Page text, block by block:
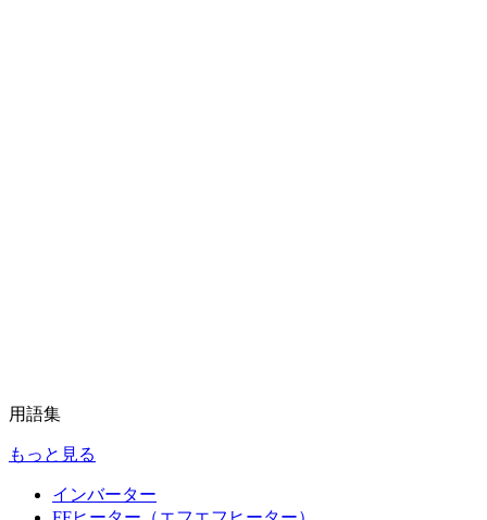
用語集
もっと見る
インバーター